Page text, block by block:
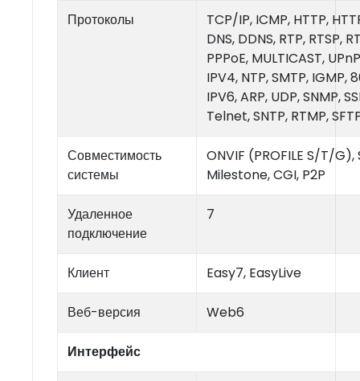
Протоколы
TCP/IP, ICMP, HTTP,
DNS, DDNS, RTP, RTSP,
PPPoE, MULTICAST,
IPV4, NTP, SMTP, IGMP,
IPV6, ARP, UDP, SNMP,
Telnet, SNTP, RTMP,
Совместимость
системы
ONVIF (PROFILE S/T/G),
Milestone, CGI, P2P
Удаленное
подключение
7
Клиент Easy7, EasyLive
Веб-версия Web6
Интерфейс